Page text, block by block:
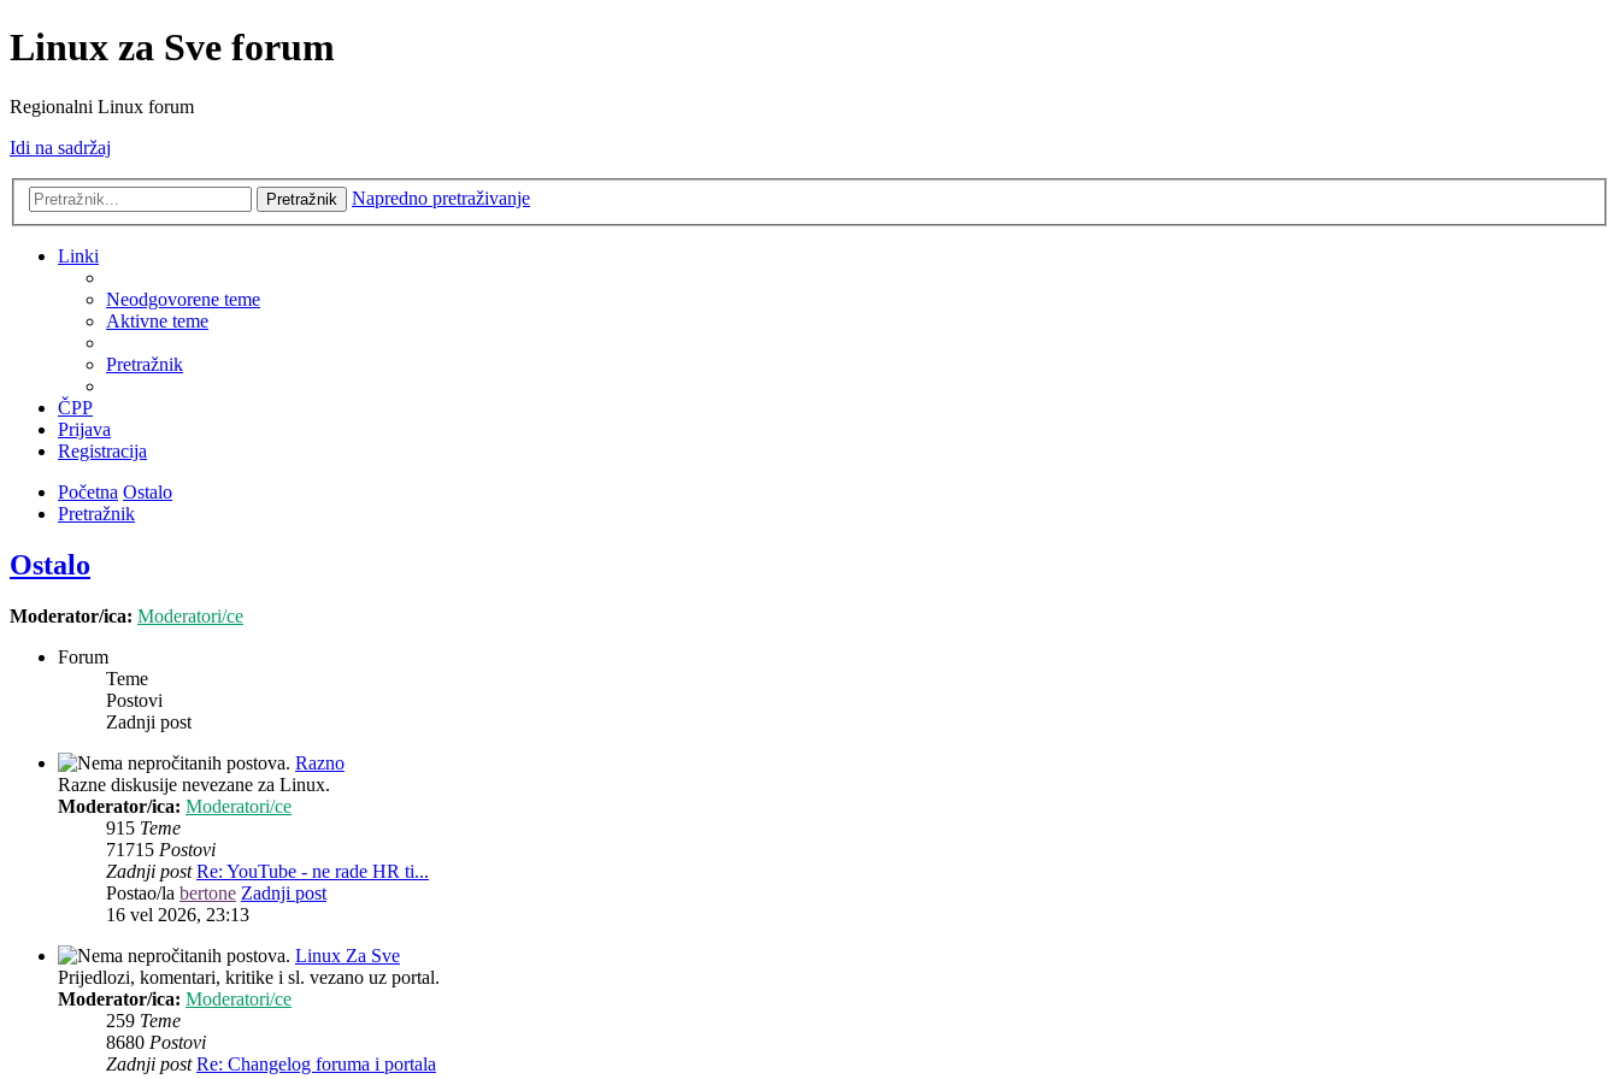
Linux za Sve forum
Regionalni Linux forum
Idi na sadržaj
Pretražnik Napredno pretraživanje
Linki
Neodgovorene teme
Aktivne teme
Pretražnik
ČPP
Prijava
Registracija
Početna Ostalo
Pretražnik
Ostalo
Moderator/ica: Moderatori/ce
Forum
Teme
Postovi
Zadnji post
Razno
Razne diskusije nevezane za Linux.
Moderator/ica: Moderatori/ce
915 Teme
71715 Postovi
Zadnji post Re: YouTube - ne rade HR ti...
Postao/la bertone Zadnji post
16 vel 2026, 23:13
Linux Za Sve
Prijedlozi, komentari, kritike i sl. vezano uz portal.
Moderator/ica: Moderatori/ce
259 Teme
8680 Postovi
Zadnji post Re: Changelog foruma i portala